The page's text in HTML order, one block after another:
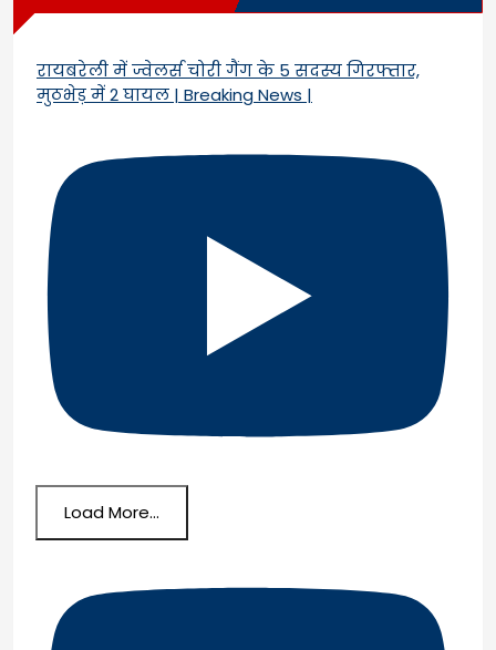
रायबरेली में ज्वेलर्स चोरी गैंग के 5 सदस्य गिरफ्तार,
मुठभेड़ में 2 घायल | Breaking News |
Load More...